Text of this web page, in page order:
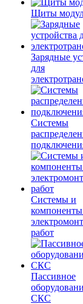
Щиты
Зарядные
для
Системы
Системы и
работ
Пассивное
СКС